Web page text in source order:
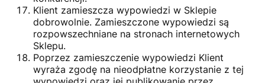
Klient zamieszcza wypowiedzi w Sklepie
dobrowolnie. Zamieszczone wypowiedzi są
rozpowszechniane na stronach internetowych
Sklepu.
Poprzez zamieszczenie wypowiedzi Klient
wyraża zgodę na nieodpłatne korzystanie z tej